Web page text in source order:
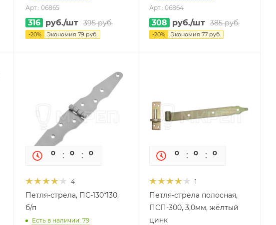
Арт.: 06865
316 руб./шт 395руб.
-20% Экономия 79 руб.
Арт.: 06864
308 руб./шт 385руб.
-20% Экономия 77руб.
0 0 0
4
Петля-стрела, ПС-130*130,
б/п
Есть в наличии: 79
0 0 0
1
Петля-стрела полосная,
ПСП-300, 3,0мм, жёлтый
цинк